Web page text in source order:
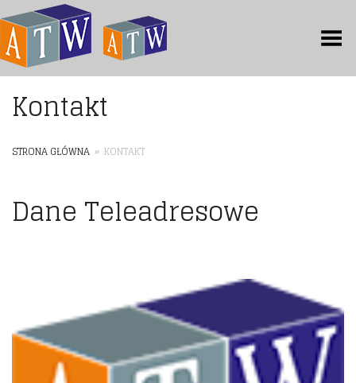
Toggle Menu
Kontakt
STRONA GŁÓWNA » KONTAKT
Dane Teleadresowe